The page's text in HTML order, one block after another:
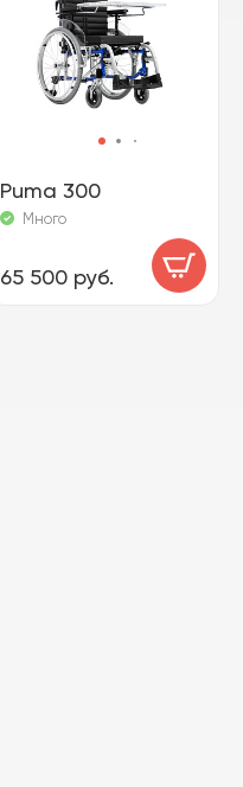
Puma 300
Много
65 500 руб.